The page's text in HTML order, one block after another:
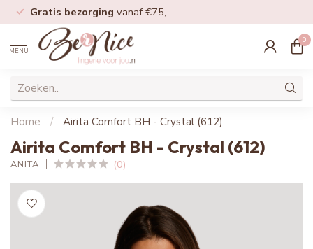
Gratis bezorging vanaf €75,-
MENU
0
Home / Airita Comfort BH - Crystal (612)
Airita Comfort BH - Crystal (612)
ANITA (0)